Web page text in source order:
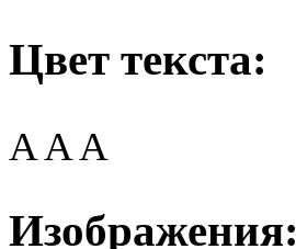
Цвет текста:
AAA
Изображения: